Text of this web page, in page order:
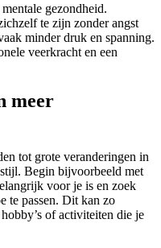
gezondheid.
te zijn zonder angst
minder druk en spanning.
veerkracht en een
meer
tot grote veranderingen in
Begin bijvoorbeeld met
voor je is en zoek
te passen. Dit kan zo
of activiteiten die je